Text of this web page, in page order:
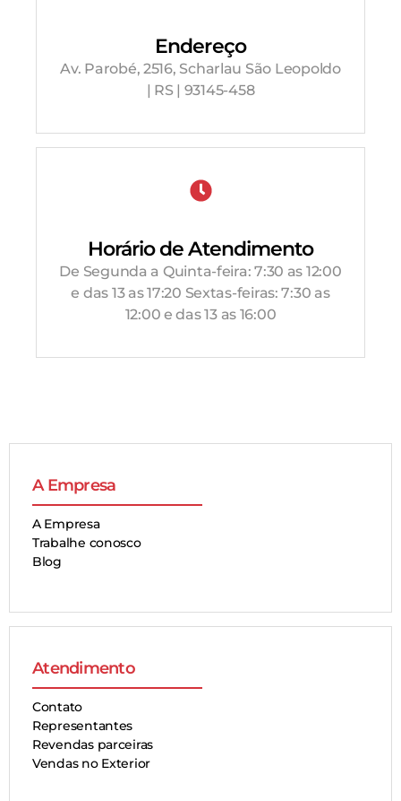
Endereço
Av. Parobé, 2516, Scharlau São Leopoldo
| RS | 93145-458
Horário de Atendimento
De Segunda a Quinta-feira: 7:30 as 12:00
e das 13 as 17:20 Sextas-feiras: 7:30 as
12:00 e das 13 as 16:00
A Empresa
A Empresa
Trabalhe conosco
Blog
Atendimento
Contato
Representantes
Revendas parceiras
Vendas no Exterior